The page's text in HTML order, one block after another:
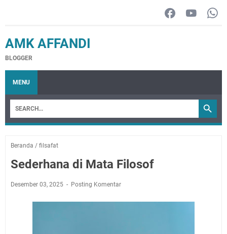
AMK AFFANDI
BLOGGER
MENU
Beranda / filsafat
Sederhana di Mata Filosof
Desember 03, 2025 Posting Komentar